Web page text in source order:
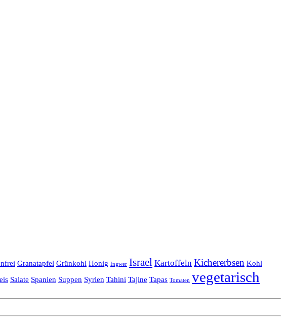
Granatapfel Grünkohl Honig Ingwer Israel Kartoffeln Kichererbsen Kohl
Salate Spanien Suppen Syrien Tahini Tajine Tapas Tomaten vegetarisch